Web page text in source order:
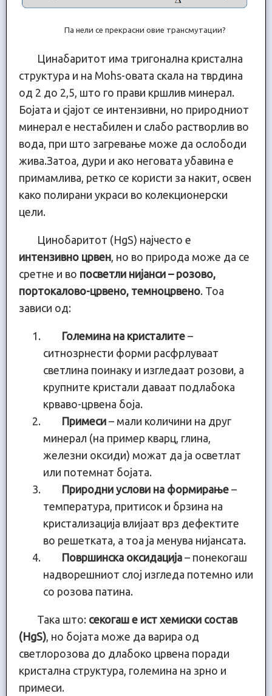
Па нели се прекрасни овие трансмутации?
Цинабаритот има тригонална кристална
структура и на Mohs-овата скала на тврдина
од 2 до 2,5, што го прави кршлив минерал.
Бојата и сјајот се интензивни, но природниот
минерал е нестабилен и слабо растворлив во
вода, при што загревање може да ослободи
жива.Затоа, дури и ако неговата убавина е
примамлива, ретко се користи за накит, освен
како полирани украси во колекционерски
цели.
Цинобаритот (HgS) најчесто е
интензивно црвен, но во природа може да се
сретне и во посветли нијанси – розово,
портокалово-црвено, темноцрвено. Тоа
зависи од:
Големина на кристалите –
ситнозрнести форми расфрлуваат
светлина поинаку и изгледаат розови, а
крупните кристали даваат подлабока
крваво-црвена боја.
Примеси – мали количини на друг
минерал (на пример кварц, глина,
железни оксиди) можат да ја осветлат
или потемнат бојата.
Природни услови на формирање –
температура, притисок и брзина на
кристализација влијаат врз дефектите
во решетката, а тоа ја менува нијансата.
Површинска оксидација – понекогаш
надворешниот слој изгледа потемно или
со розова патина.
Така што: секогаш е ист хемиски состав
(HgS), но бојата може да варира од
светлорозова до длабоко црвена поради
кристална структура, големина на зрно и
примеси.